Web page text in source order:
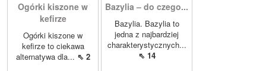
Ogórki kiszone w
kefirze
Ogórki kiszone w
kefirze to ciekawa
alternatywa dla... ⇖ 2
Bazylia – do czego...
Bazylia. Bazylia to
jedna z najbardziej
charakterystycznych...
⇖ 14